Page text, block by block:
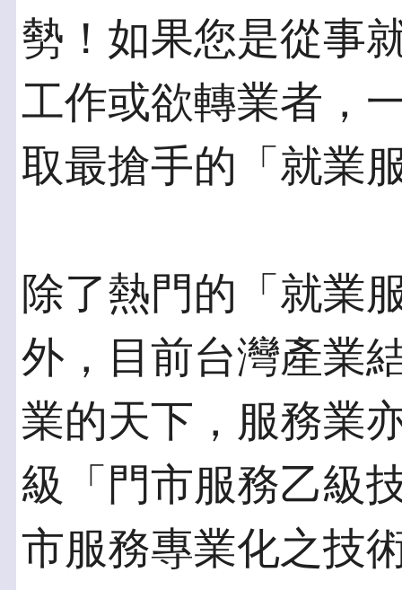
勢！如果您是從事
工作或欲轉業者，
取最搶手的「就業
除了熱門的「就業
外，目前台灣產業
業的天下，服務業
級「門市服務乙級
市服務專業化之技